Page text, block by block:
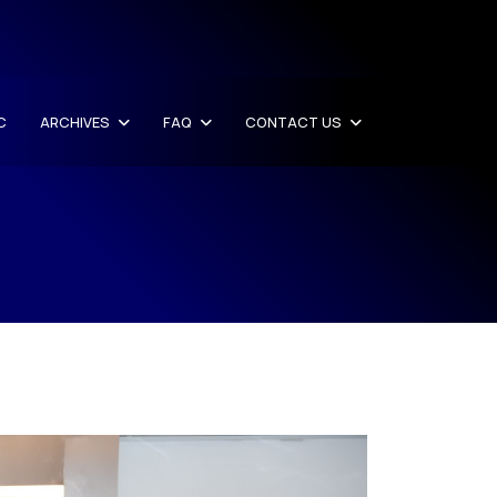
ARCHIVES FAQ CONTACT US